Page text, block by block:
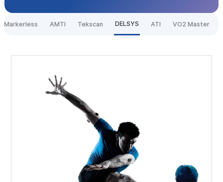
Markerless AMTI Tekscan DELSYS ATI VO2 Master